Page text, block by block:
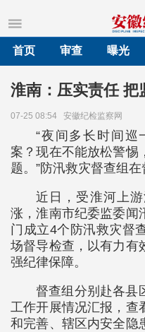
首页
审查 曝光
淮南：压实责任 把
07-25 08:54 安徽纪检监察网
“夜间多长时间巡
案？现在不能放松警惕
题。”防汛救灾督查组在
近日，受淮河上
涨，淮南市纪委监委闻
门成立4个防汛救灾督
场督导检查，以有力有
强纪律保障。
督查组分别赴各县
工作开展情况汇报，查
和完善、辖区内安全隐